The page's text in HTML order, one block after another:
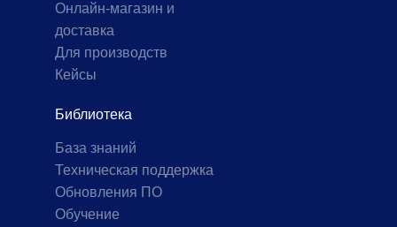
Онлайн-магазин и
доставка
Для производств
Кейсы
Библиотека
База знаний
Техническая поддержка
Обновления ПО
Обучение